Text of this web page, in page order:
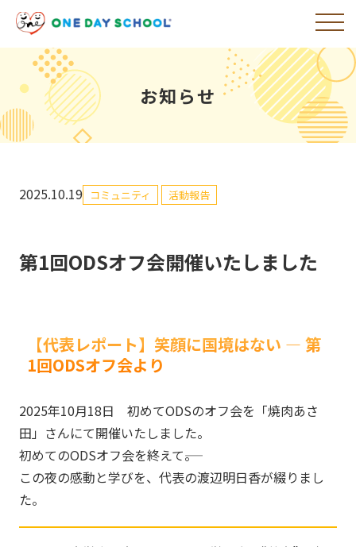
お知らせ
2025.10.19 コミュニティ 活動報告
第1回ODSオフ会開催いたしました
【代表レポート】笑顔に国境はない ― 第
1回ODSオフ会より
2025年10月18日 初めてODSのオフ会を「焼肉あさ
田」さんにて開催いたしました。
初めてのODSオフ会を終えて――。
この夜の感動と学びを、代表の渡辺明日香が綴りまし
た。